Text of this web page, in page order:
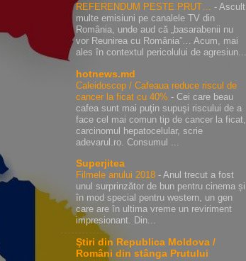
REFERENDUM PESTE PRUT… - Ascult
multe emisiuni pe canalele TV din
România, unde aud că „basarabenii nu
vor Reunirea cu România”… Acum, mai
ales în contextul pericolului de agresiun...
hotnews.md
Caleidoscop / Cafeaua reduce riscul de
cancer la ficat cu 40% - Cei care beau
cafea sunt mai puţin supuşi riscului de a
face cel mai comun tip de cancer la ficat,
carcinomul hepatocelular, scrie
adevarul.ro. Consumul ...
Superjitea
Filmele anului 2018 - Anul trecut a fost
unul surprinzător de bun pentru cinema și
în mod special pentru western, un gen
care are în ultima vreme un reviriment
impresionant. Din...
Ştiri din Republica Moldova /
Români din stânga Prutului